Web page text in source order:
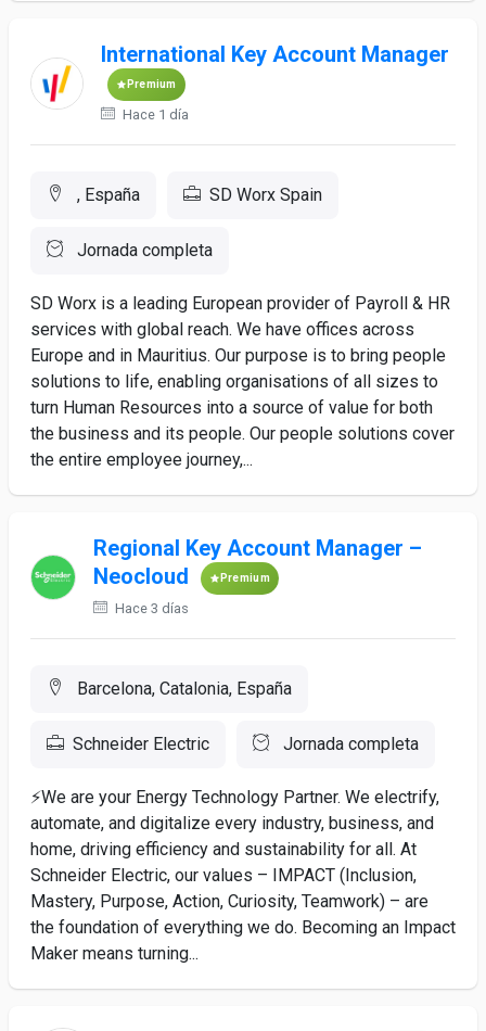
International Key Account Manager
Premium
Hace 1 día
, España SD Worx Spain
Jornada completa
SD Worx is a leading European provider of Payroll & HR
services with global reach. We have offices across
Europe and in Mauritius. Our purpose is to bring people
solutions to life, enabling organisations of all sizes to
turn Human Resources into a source of value for both
the business and its people. Our people solutions cover
the entire employee journey,...
Regional Key Account Manager –
Neocloud
Premium
Hace 3 días
Barcelona, Catalonia, España
Schneider Electric Jornada completa
⚡We are your Energy Technology Partner. We electrify,
automate, and digitalize every industry, business, and
home, driving efficiency and sustainability for all. At
Schneider Electric, our values – IMPACT (Inclusion,
Mastery, Purpose, Action, Curiosity, Teamwork) – are
the foundation of everything we do. Becoming an Impact
Maker means turning...